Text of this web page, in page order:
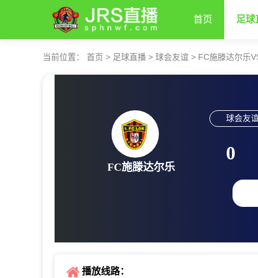
首页 足球
当前位置： 首页 > 足球直播 > 球会友谊 > FC施滕达尔乐
FC施滕达尔乐
球会友谊
0
播放线路：